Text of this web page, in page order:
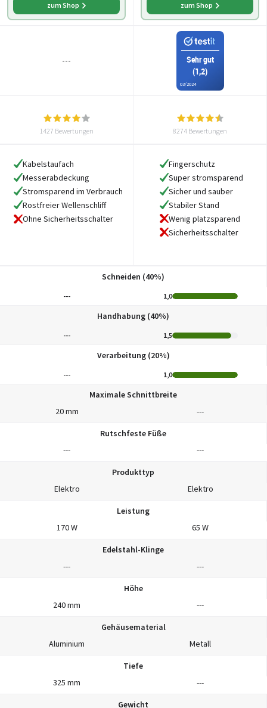
zum Shop zum Shop
---
Sehr gut
(1,2)
03/2024
1427 Bewertungen 8274 Bewertungen
Kabelstaufach
Messerabdeckung
Stromsparend im Verbrauch
Rostfreier Wellenschliff
Ohne Sicherheitsschalter
Fingerschutz
Super stromsparend
Sicher und sauber
Stabiler Stand
Wenig platzsparend
Sicherheitsschalter
Schneiden (40%)
--- 1,0
Handhabung (40%)
--- 1,5
Verarbeitung (20%)
--- 1,0
Maximale Schnittbreite
20 mm
---
Rutschfeste Füße
---
---
Produkttyp
Elektro
Elektro
Leistung
170 W
65 W
Edelstahl-Klinge
---
---
Höhe
240 mm
---
Gehäusematerial
Aluminium
Metall
Tiefe
325 mm
---
Gewicht